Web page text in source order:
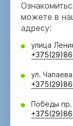
можете в
адресу:
улица
ул.
Победы пр.